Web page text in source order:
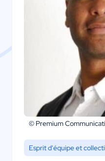
© Premium
Esprit d'équipe et